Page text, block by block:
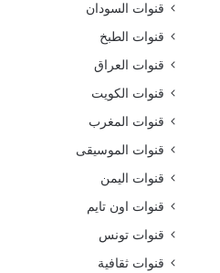
قنوات السودان
قنوات الطبخ
قنوات العراق
قنوات الكويت
قنوات المغرب
قنوات الموسيقى
قنوات اليمن
قنوات اون تايم
قنوات تونس
قنوات ثقافية